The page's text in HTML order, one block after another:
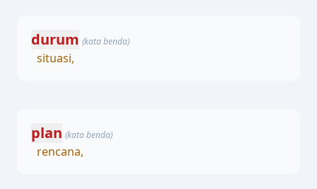
durum (kata benda)
situasi,
plan (kata benda)
rencana,